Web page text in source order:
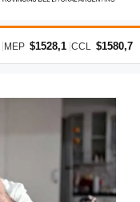
MEP $1528,1 CCL $1580,7